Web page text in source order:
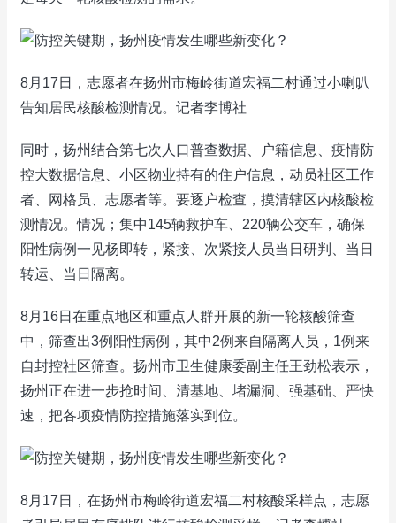
8月17日，志愿者在扬州市梅岭街道宏福二村通过小喇叭
告知居民核酸检测情况。记者李博社
同时，扬州结合第七次人口普查数据、户籍信息、疫情防
控大数据信息、小区物业持有的住户信息，动员社区工作
者、网格员、志愿者等。要逐户检查，摸清辖区内核酸检
测情况。情况；集中145辆救护车、220辆公交车，确保
阳性病例一见杨即转，紧接、次紧接人员当日研判、当日
转运、当日隔离。
8月16日在重点地区和重点人群开展的新一轮核酸筛查
中，筛查出3例阳性病例，其中2例来自隔离人员，1例来
自封控社区筛查。扬州市卫生健康委副主任王劲松表示，
扬州正在进一步抢时间、清基地、堵漏洞、强基础、严快
速，把各项疫情防控措施落实到位。
8月17日，在扬州市梅岭街道宏福二村核酸采样点，志愿